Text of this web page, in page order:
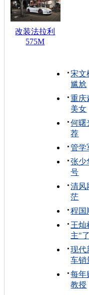
改装法拉利
575M
宋文
尴尬
重庆
美女
何曙
荐
管学
张少
号
清风
茫
程国
王灿
主"
现代
车销
每年
教授